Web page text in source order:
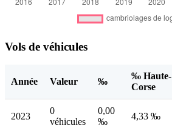
Vols de véhicules
Année Valeur ‰
‰ Haute-
Corse
2023
0
véhicules
0,00
‰
4,33 ‰